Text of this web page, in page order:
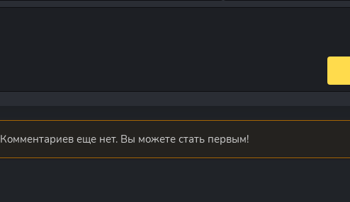
Комментариев еще нет. Вы можете стать первым!